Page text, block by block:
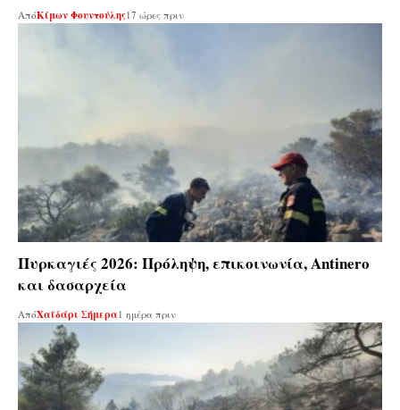
ΑπόΚίμων Φουντούλης17 ώρες πριν
Πυρκαγιές 2026: Πρόληψη, επικοινωνία, Antinero
και δασαρχεία
ΑπόΧαϊδάρι Σήμερα 1 ημέρα πριν